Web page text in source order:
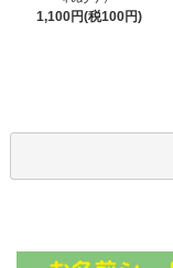
1,100円(税100円)